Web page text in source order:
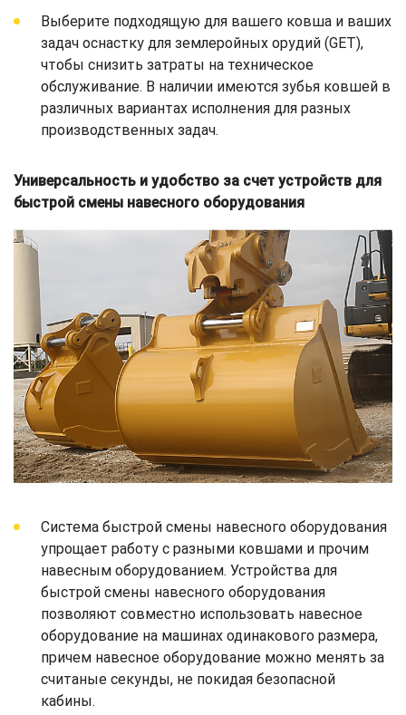
Выберите подходящую для вашего ковша и ваших
задач оснастку для землеройных орудий (GET),
чтобы снизить затраты на техническое
обслуживание. В наличии имеются зубья ковшей в
различных вариантах исполнения для разных
производственных задач.
Универсальность и удобство за счет устройств для
быстрой смены навесного оборудования
Система быстрой смены навесного оборудования
упрощает работу с разными ковшами и прочим
навесным оборудованием. Устройства для
быстрой смены навесного оборудования
позволяют совместно использовать навесное
оборудование на машинах одинакового размера,
причем навесное оборудование можно менять за
считаные секунды, не покидая безопасной
кабины.